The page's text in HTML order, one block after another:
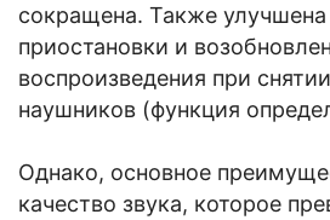
сокращена. Также улучшена
приостановки и
воспроизведения при
наушников (функция
Однако, основное
качество звука, которое